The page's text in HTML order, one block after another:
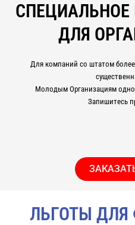
ДЛЯ
Для компаний со штатом более
Молодым Организациям
Запишитесь
ЛЬГОТЫ ДЛЯ